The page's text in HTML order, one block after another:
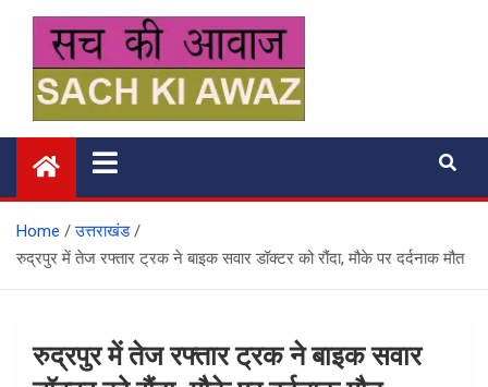
content
सच की आवाज
Home
उत्तराखंड
रुद्रपुर में तेज रफ्तार ट्रक ने बाइक सवार डॉक्टर को रौंदा, मौके पर दर्दनाक मौत
रुद्रपुर में तेज रफ्तार ट्रक ने बाइक सवार